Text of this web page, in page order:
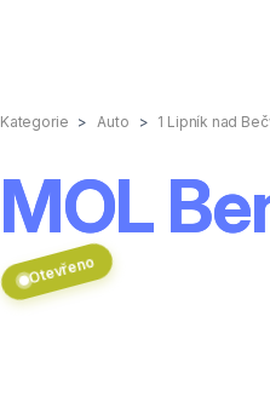
Kategorie Auto 1 Lipník nad
MOL
Otevřeno